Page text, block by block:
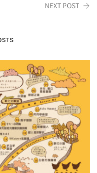
NEXT POST